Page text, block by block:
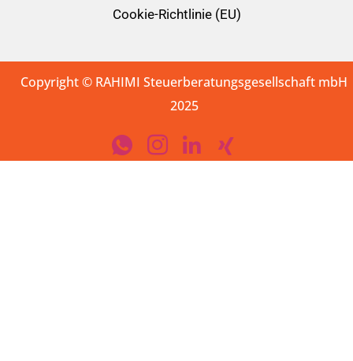
Cookie-Richtlinie (EU)
Copyright © RAHIMI Steuerberatungsgesellschaft mbH
2025